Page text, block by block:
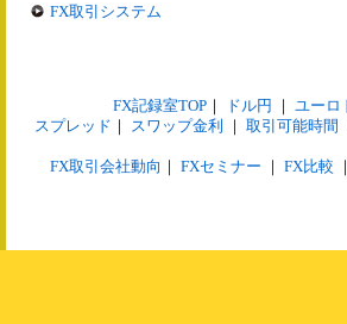
FX取引システム
FX記録室TOP｜ ドル円 ｜ ユーロ
スプレッド ｜ スワップ金利 ｜ 取引可能時間
FX取引会社動向 ｜ FXセミナー ｜ FX比較 ｜